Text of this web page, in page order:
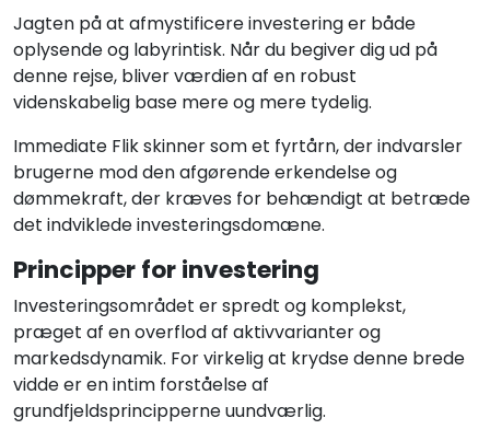
Jagten på at afmystificere investering er både
oplysende og labyrintisk. Når du begiver dig ud på
denne rejse, bliver værdien af en robust
videnskabelig base mere og mere tydelig.
Immediate Flik skinner som et fyrtårn, der indvarsler
brugerne mod den afgørende erkendelse og
dømmekraft, der kræves for behændigt at betræde
det indviklede investeringsdomæne.
Principper for investering
Investeringsområdet er spredt og komplekst,
præget af en overflod af aktivvarianter og
markedsdynamik. For virkelig at krydse denne brede
vidde er en intim forståelse af
grundfjeldsprincipperne uundværlig.